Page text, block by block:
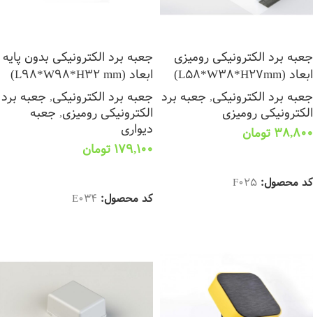
جعبه برد الکترونیکی رومیزی
ابعاد (L58*W38*H27mm)
جعبه برد الکترونیکی, جعبه برد
الکترونیکی رومیزی
38,800 تومان
کد محصول: F025
جعبه برد الکترونیکی بدون پایه
ابعاد (L98*W98*H32 mm)
جعبه برد الکترونیکی, جعبه برد
الکترونیکی رومیزی, جعبه
دیواری
179,100 تومان
کد محصول: E034